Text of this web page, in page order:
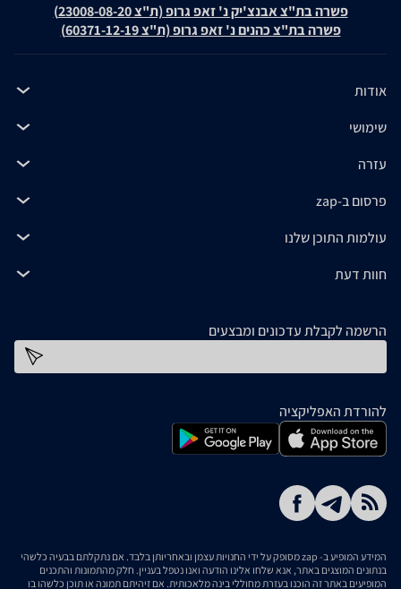
פשרה בת"צ אבנצ'יק נ' זאפ גרופ (ת"צ 23008-08-20)
פשרה בת"צ כהנים נ' זאפ גרופ (ת"צ 60371-12-19)
אודות
שימושי
עזרה
פרסום ב-zap
עולמות התוכן שלנו
חוות דעת
הרשמה לקבלת עדכונים ומבצעים
להורדת האפליקציה
המידע המופיע ב- zap מסופק על ידי החנויות עצמן ובאחריותן בלבד. אם נתקלתם בבעיה כלשהי
בנתונים המוצגים באתר, אנא שלחו אלינו הודעה ואנו נטפל בעניין. חלק מהתמונות והתכנים
המופיעים באתר זה הוכנו בעזרת מחוללי בינה מלאכותית. אם זיהיתם תמונה או תוכן כלשהו בו